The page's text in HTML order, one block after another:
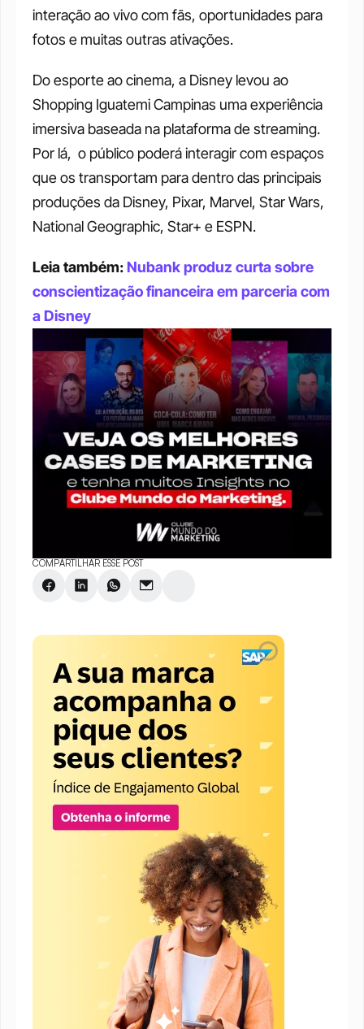
interação ao vivo com fãs, oportunidades para
fotos e muitas outras ativações.
Do esporte ao cinema, a Disney levou ao
Shopping Iguatemi Campinas uma experiência
imersiva baseada na plataforma de streaming.
Por lá,  o público poderá interagir com espaços
que os transportam para dentro das principais
produções da Disney, Pixar, Marvel, Star Wars,
National Geographic, Star+ e ESPN.
Leia também: Nubank produz curta sobre
conscientização financeira em parceria com
a Disney
COMPARTILHAR ESSE POST